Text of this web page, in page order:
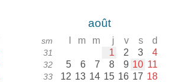
août
sm m m j v s d
31 1 2 3 4
32 5 6 7 8 9 10 11
33 12 13 14 15 16 17 18